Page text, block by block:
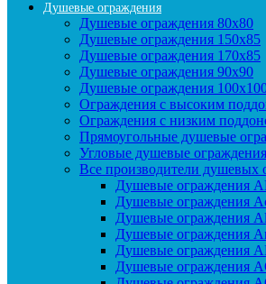
Душевые ограждения
Душевые ограждения 80x80
Душевые ограждения 150x85
Душевые ограждения 170x85
Душевые ограждения 90x90
Душевые ограждения
Ограждения с высоким
Ограждения с низким
Прямоугольные душевые
Угловые душевые ограждения
Все производители душевых
Душевые ограждения
Душевые ограждения
Душевые ограждения
Душевые ограждения
Душевые ограждения
Душевые ограждения